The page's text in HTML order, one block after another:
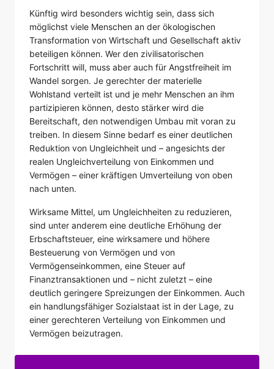
Künftig wird besonders wichtig sein, dass sich
möglichst viele Menschen an der ökologischen
Transformation von Wirtschaft und Gesellschaft aktiv
beteiligen können. Wer den zivilisatorischen
Fortschritt will, muss aber auch für Angstfreiheit im
Wandel sorgen. Je gerechter der materielle
Wohlstand verteilt ist und je mehr Menschen an ihm
partizipieren können, desto stärker wird die
Bereitschaft, den notwendigen Umbau mit voran zu
treiben. In diesem Sinne bedarf es einer deutlichen
Reduktion von Ungleichheit und – angesichts der
realen Ungleichverteilung von Einkommen und
Vermögen – einer kräftigen Umverteilung von oben
nach unten.
Wirksame Mittel, um Ungleichheiten zu reduzieren,
sind unter anderem eine deutliche Erhöhung der
Erbschaftsteuer, eine wirksamere und höhere
Besteuerung von Vermögen und von
Vermögenseinkommen, eine Steuer auf
Finanztransaktionen und – nicht zuletzt – eine
deutlich geringere Spreizungen der Einkommen. Auch
ein handlungsfähiger Sozialstaat ist in der Lage, zu
einer gerechteren Verteilung von Einkommen und
Vermögen beizutragen.